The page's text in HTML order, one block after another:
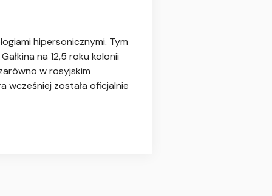
hipersonicznymi. Tym
na 12,5 roku kolonii
w rosyjskim
wcześniej została oficjalnie